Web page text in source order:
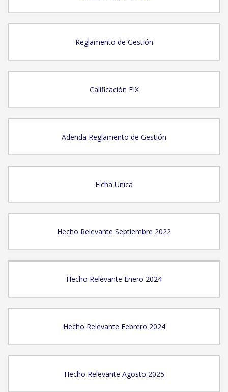
Reglamento de Gestión
Calificación FIX
Adenda Reglamento de Gestión
Ficha Unica
Hecho Relevante Septiembre 2022
Hecho Relevante Enero 2024
Hecho Relevante Febrero 2024
Hecho Relevante Agosto 2025